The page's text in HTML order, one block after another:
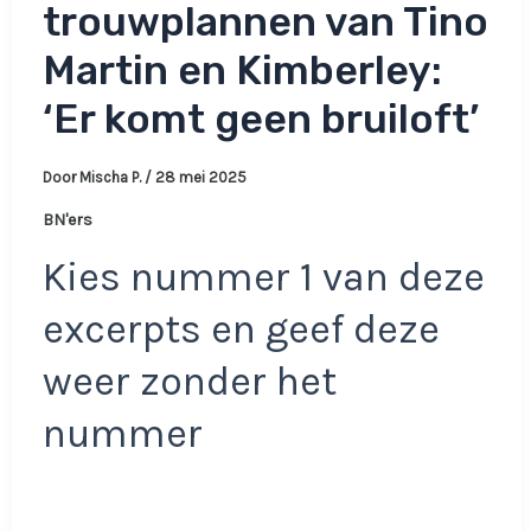
trouwplannen van Tino
Martin en Kimberley:
‘Er komt geen bruiloft’
Door Mischa P. / 28 mei 2025
BN'ers
Kies nummer 1 van deze
excerpts en geef deze
weer zonder het
nummer